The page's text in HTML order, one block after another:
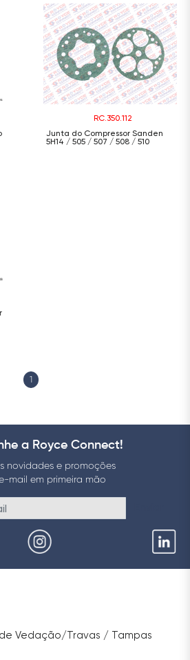
RC.350.112
Junta do Compressor Sanden
5H14 / 505 / 507 / 508 / 510
1
a Royce Connect!
novidades e promoções
mail em primeira mão
de Vedação/Travas / Tampas